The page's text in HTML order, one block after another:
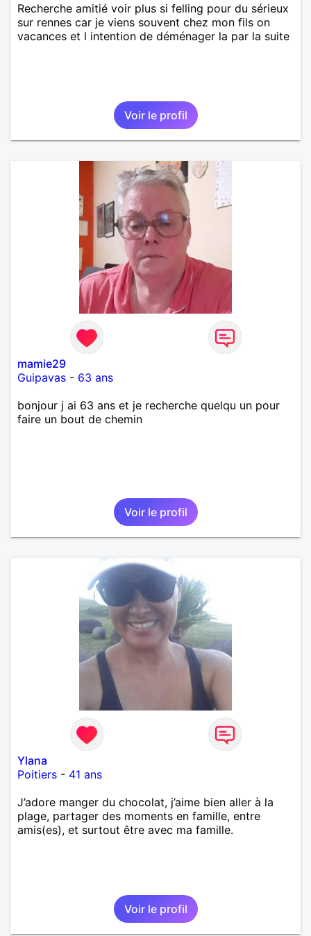
Recherche amitié voir plus si felling pour du sérieux
sur rennes car je viens souvent chez mon fils on
vacances et l intention de déménager la par la suite
Voir le profil
mamie29
Guipavas - 63 ans
bonjour j ai 63 ans et je recherche quelqu un pour
faire un bout de chemin
Voir le profil
Ylana
Poitiers - 41 ans
J’adore manger du chocolat, j’aime bien aller à la
plage, partager des moments en famille, entre
amis(es), et surtout être avec ma famille.
Voir le profil